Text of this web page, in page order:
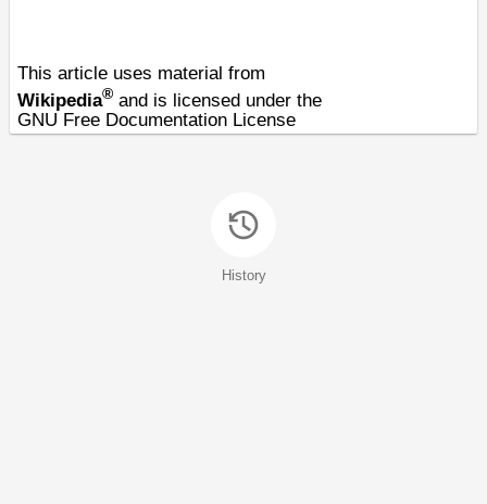
This article uses material from
Wikipedia® and is licensed under the
GNU Free Documentation License
History